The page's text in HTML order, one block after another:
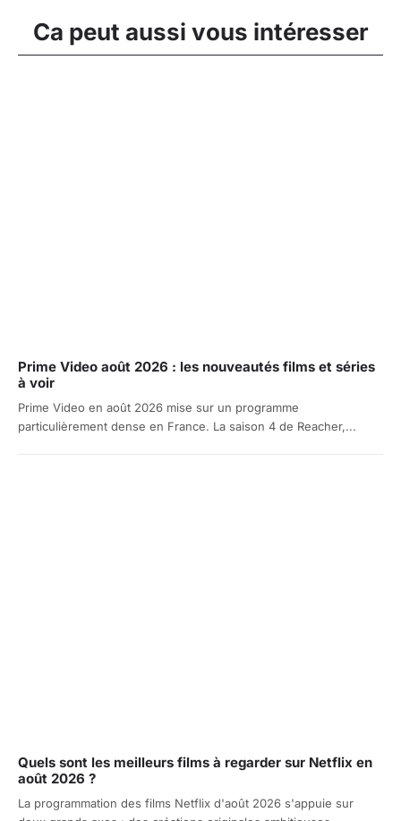
Ca peut aussi vous intéresser
Prime Video août 2026 : les nouveautés films et séries
à voir
Prime Video en août 2026 mise sur un programme
particulièrement dense en France. La saison 4 de Reacher,...
Quels sont les meilleurs films à regarder sur Netflix en
août 2026 ?
La programmation des films Netflix d'août 2026 s'appuie sur